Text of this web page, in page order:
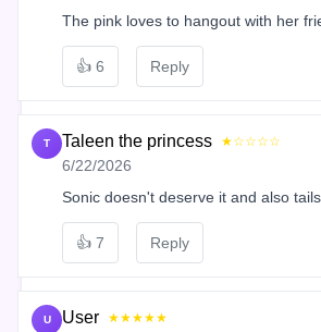
The pink loves to hangout with her
👍 6 Reply
T Taleen the princess ★☆☆☆☆
6/22/2026
Sonic doesn't deserve it and also
👍 7 Reply
U User ★★★★★